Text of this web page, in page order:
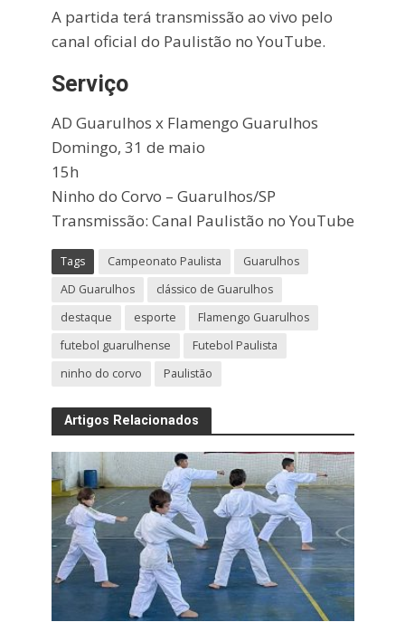
A partida terá transmissão ao vivo pelo
canal oficial do Paulistão no YouTube.
Serviço
AD Guarulhos x Flamengo Guarulhos
Domingo, 31 de maio
15h
Ninho do Corvo – Guarulhos/SP
Transmissão: Canal Paulistão no YouTube
Tags Campeonato Paulista
Guarulhos
AD Guarulhos
clássico de Guarulhos
destaque
esporte
Flamengo Guarulhos
futebol guarulhense
Futebol Paulista
ninho do corvo
Paulistão
Artigos Relacionados